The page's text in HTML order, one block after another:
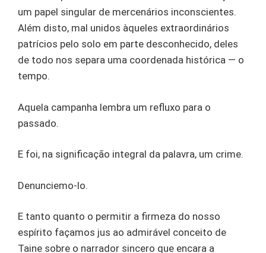
um papel singular de mercenários inconscientes.
Além disto, mal unidos àqueles extraordinários
patrícios pelo solo em parte desconhecido, deles
de todo nos separa uma coordenada histórica — o
tempo.
Aquela campanha lembra um refluxo para o
passado.
E foi, na significação integral da palavra, um crime.
Denunciemo-lo.
E tanto quanto o permitir a firmeza do nosso
espírito façamos jus ao admirável conceito de
Taine sobre o narrador sincero que encara a